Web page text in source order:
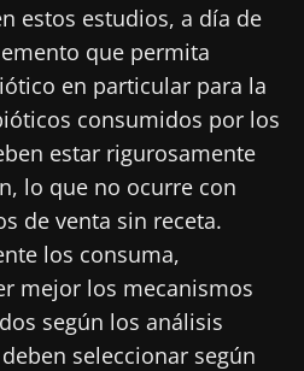
estos estudios, a día de
que permita
en particular para la
consumidos por los
estar rigurosamente
lo que no ocurre con
de venta sin receta.
los consuma,
mejor los mecanismos
según los análisis
seleccionar según